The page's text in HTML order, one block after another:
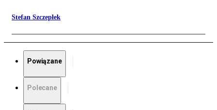
Stefan Szczepłek
Powiązane
Polecane